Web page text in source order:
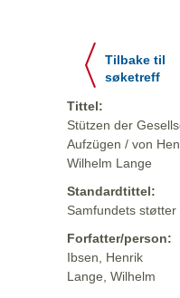
Tilbake til
søketreff
Tittel:
Stützen der
Aufzügen / von
Wilhelm Lange
Standardtittel:
Samfundets støtter
Forfatter/person:
Ibsen, Henrik
Lange, Wilhelm